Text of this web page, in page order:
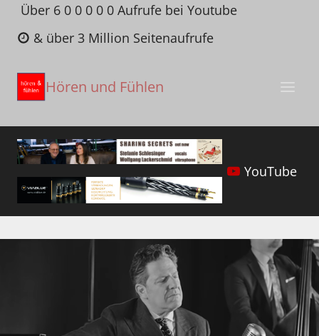
Zum
Inhalt
springen
Über 6 0 0 0 0 0 Aufrufe bei Youtube
& über 3 Million Seitenaufrufe
Hören und Fühlen
YouTube